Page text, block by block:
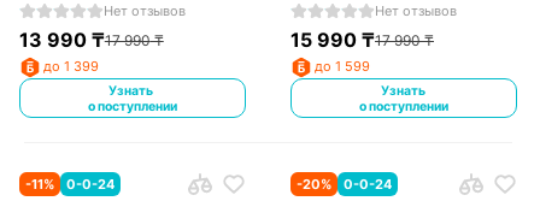
Нет отзывов
13 990₸17 990₸
до 1 399
Узнать
о поступлении
Нет отзывов
15 990 ₸17 990₸
до 1 599
Узнать
о поступлении
-11% 0-0-24 -20% 0-0-24